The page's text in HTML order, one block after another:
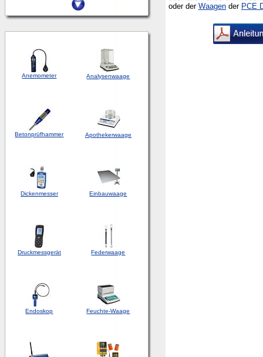
Anemometer Analysenwaage
Betonprüfhammer Apothekerwaage
Dickenmesser Einbauwaage
Druckmessgerät Federwaage
Endoskop Feuchte-Waage
oder der Waagen der PCE